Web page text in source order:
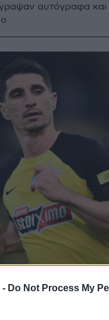
- Do Not Process My
αυτόγραφα